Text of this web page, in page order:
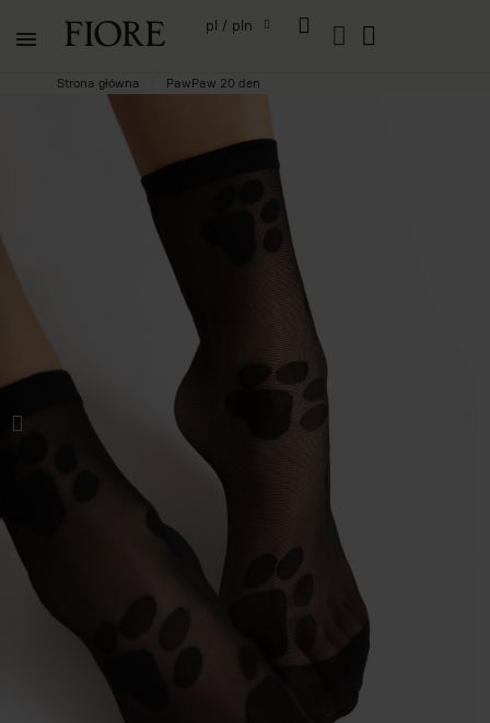
pl / pln
Strona główna PawPaw 20 den